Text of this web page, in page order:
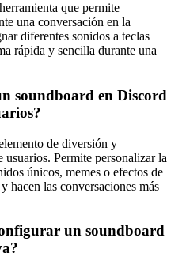
que permite
una conversación en la
diferentes sonidos a teclas
rápida y sencilla durante una
soundboard en Discord
de diversión y
usuarios. Permite personalizar la
únicos, memes o efectos de
hacen las conversaciones más
un soundboard